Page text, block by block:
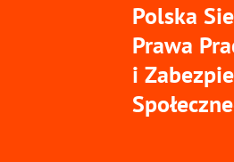
Polska
Prawa
i